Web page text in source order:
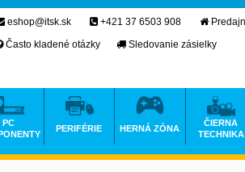
eshop@itsk.sk +421 37 6503 908
Často kladené otázky
Sledovanie zásielky
PC
PERIFÉRIE HERNÁ ZÓNA
ČIERNA
TECHNIKA